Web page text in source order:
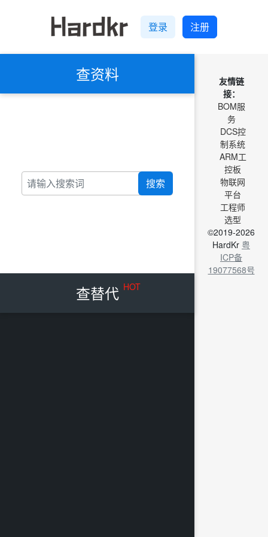
登录 注册
查资料
搜索
查替代 HOT
友情链
接：
BOM服
务
DCS控
制系统
ARM工
控板
物联网
平台
工程师
选型
©2019-2026
HardKr 粤
ICP备
19077568号